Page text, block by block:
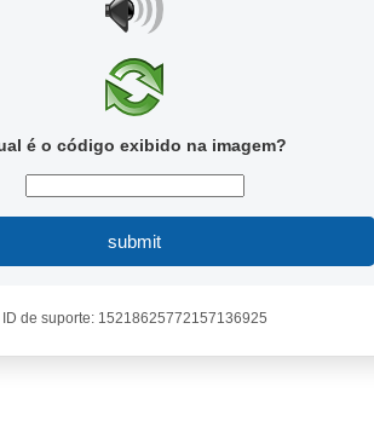
é o código exibido na imagem?
submit
ID de suporte: 15218625772157136925